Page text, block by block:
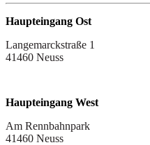
Haupteingang Ost
Langemarckstraße 1
41460 Neuss
Haupteingang West
Am Rennbahnpark
41460 Neuss